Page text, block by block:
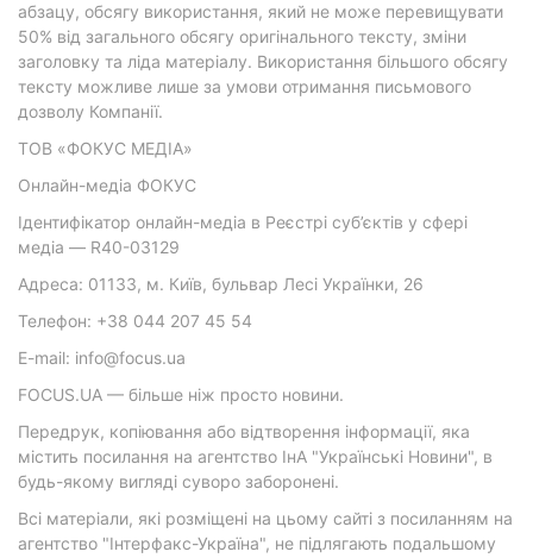
абзацу, обсягу використання, який не може перевищувати
50% від загального обсягу оригінального тексту, зміни
заголовку та ліда матеріалу. Використання більшого обсягу
тексту можливе лише за умови отримання письмового
дозволу Компанії.
ТОВ «ФОКУС МЕДІА»
Онлайн-медіа ФОКУС
Ідентифікатор онлайн-медіа в Реєстрі суб’єктів у сфері
медіа — R40-03129
Адреса: 01133, м. Київ, бульвар Лесі Українки, 26
Телефон: +38 044 207 45 54
E-mail: info@focus.ua
FOCUS.UA — більше ніж просто новини.
Передрук, копіювання або відтворення інформації, яка
містить посилання на агентство ІнА "Українські Новини", в
будь-якому вигляді суворо заборонені.
Всі матеріали, які розміщені на цьому сайті з посиланням на
агентство "Інтерфакс-Україна", не підлягають подальшому